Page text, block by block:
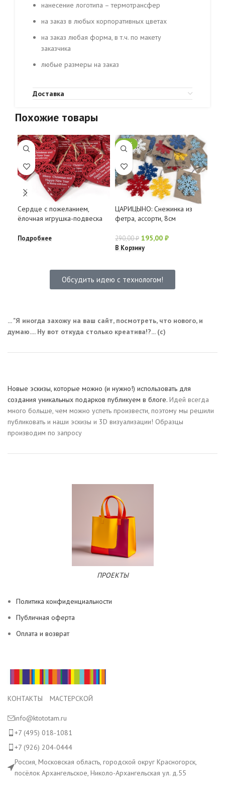
нанесение логотипа – термотрансфер
на заказ в любых корпоративных цветах
на заказ любая форма, в т.ч. по макету
заказчика
любые размеры на заказ
Доставка
Похожие товары
Сердце с пожеланием,
ёлочная игрушка-подвеска
Подробнее
-33%
ЦАРИЦЫНО: Снежинка из
фетра, ассорти, 8см
290,00₽ 195,00 ₽
В Корзину
Обсудить идею с технологом!
... "Я иногда захожу на ваш сайт, посмотреть, что нового, и
думаю.... Ну вот откуда столько креатива!?... (с)
Новые эскизы, которые можно (и нужно!) использовать для
создания уникальных подарков публикуем в блоге. Идей всегда
много больше, чем можно успеть произвести, поэтому мы решили
публиковать и наши эскизы и 3D визуализации! Образцы
производим по запросу
ПРОЕКТЫ
Политика конфиденциальности
Публичная оферта
Оплата и возврат
КОНТАКТЫ МАСТЕРСКОЙ
info@ktototam.ru
+7 (495) 018-1081
+7 (926) 204-0444
Россия, Московская область, городской округ Красногорск,
посёлок Архангельское, Николо-Архангельская ул. д.55